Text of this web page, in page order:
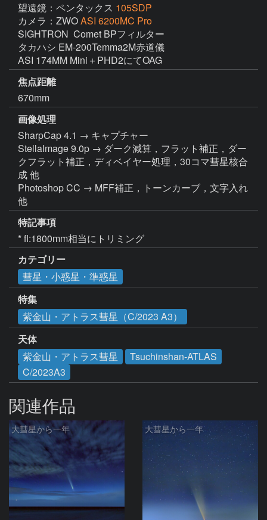
望遠鏡：ペンタックス 105SDP
カメラ：ZWOASI 6200MC Pro
SIGHTRON  Comet BPフィルター
タカハシ EM-200Temma2M赤道儀
ASI 174MM Mini＋PHD2にてOAG
焦点距離
670mm
画像処理
SharpCap 4.1 → キャプチャー
StellaImage 9.0p → ダーク減算，フラット補正，ダー
クフラット補正，ディベイヤー処理，30コマ彗星核合
成 他
Photoshop CC → MFF補正，トーンカーブ，文字入れ
他
特記事項
* fl:1800mm相当にトリミング
カテゴリー
彗星・小惑星・準惑星
特集
紫金山・アトラス彗星（C/2023 A3）
天体
紫金山・アトラス彗星
Tsuchinshan-ATLAS
C/2023A3
関連作品
大彗星から一年 大彗星から一年